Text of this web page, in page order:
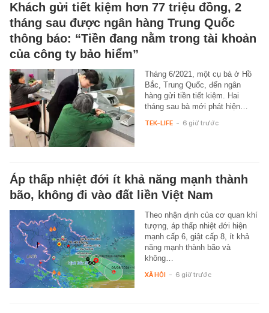
Khách gửi tiết kiệm hơn 77 triệu đồng, 2
tháng sau được ngân hàng Trung Quốc
thông báo: “Tiền đang nằm trong tài khoản
của công ty bảo hiểm”
Tháng 6/2021, một cụ bà ở Hồ
Bắc, Trung Quốc, đến ngân
hàng gửi tiền tiết kiệm. Hai
tháng sau bà mới phát hiện…
TEK-LIFE - 6 giờ trước
Áp thấp nhiệt đới ít khả năng mạnh thành
bão, không đi vào đất liền Việt Nam
Theo nhận định của cơ quan khí
tượng, áp thấp nhiệt đới hiện
mạnh cấp 6, giật cấp 8, ít khả
năng mạnh thành bão và
không…
XÃ HỘI - 6 giờ trước